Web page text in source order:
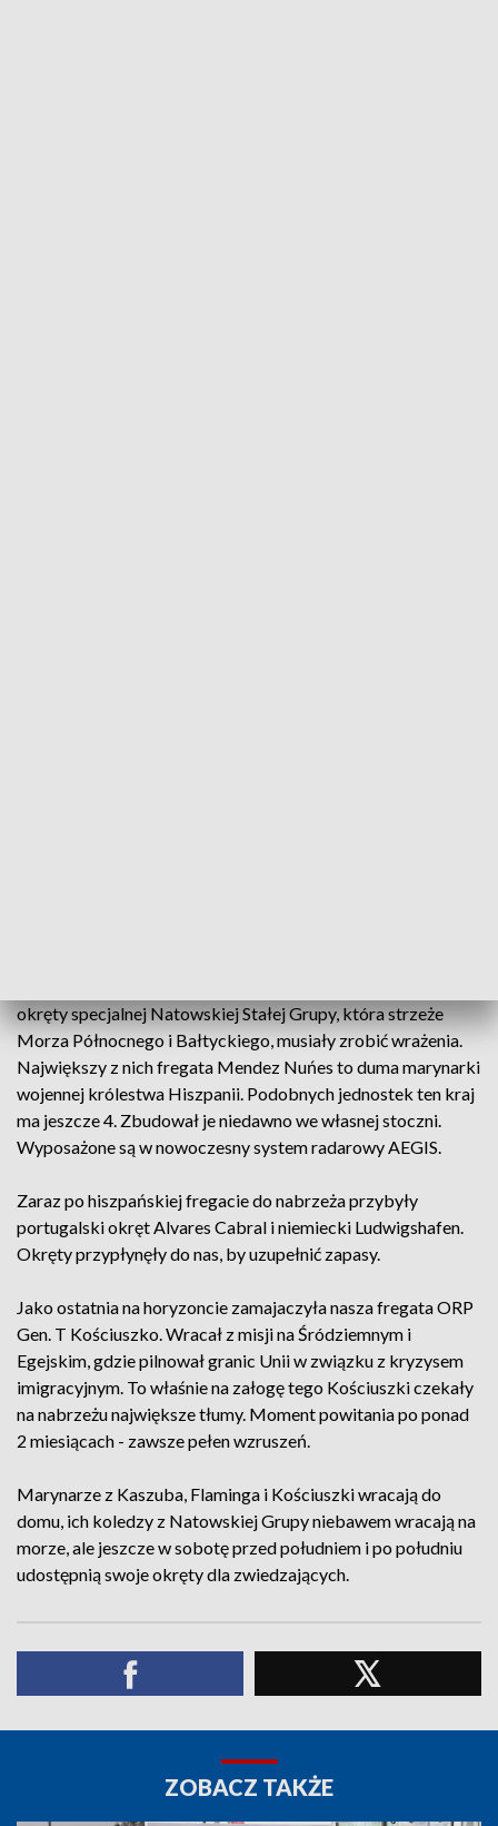
okręty specjalnej Natowskiej Stałej Grupy, która strzeże
Morza Północnego i Bałtyckiego, musiały zrobić wrażenia.
Największy z nich fregata Mendez Nuńes to duma marynarki
wojennej królestwa Hiszpanii. Podobnych jednostek ten kraj
ma jeszcze 4. Zbudował je niedawno we własnej stoczni.
Wyposażone są w nowoczesny system radarowy AEGIS.
Zaraz po hiszpańskiej fregacie do nabrzeża przybyły
portugalski okręt Alvares Cabral i niemiecki Ludwigshafen.
Okręty przypłynęły do nas, by uzupełnić zapasy.
Jako ostatnia na horyzoncie zamajaczyła nasza fregata ORP
Gen. T Kościuszko. Wracał z misji na Śródziemnym i
Egejskim, gdzie pilnował granic Unii w związku z kryzysem
imigracyjnym. To właśnie na załogę tego Kościuszki czekały
na nabrzeżu największe tłumy. Moment powitania po ponad
2 miesiącach - zawsze pełen wzruszeń.
Marynarze z Kaszuba, Flaminga i Kościuszki wracają do
domu, ich koledzy z Natowskiej Grupy niebawem wracają na
morze, ale jeszcze w sobotę przed południem i po południu
udostępnią swoje okręty dla zwiedzających.
ZOBACZ TAKŻE